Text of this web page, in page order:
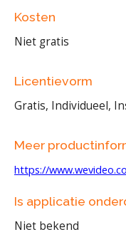
Kosten
Niet gratis
Licentievorm
Gratis, Individueel,
Meer
https://
Is applicatie
Niet bekend